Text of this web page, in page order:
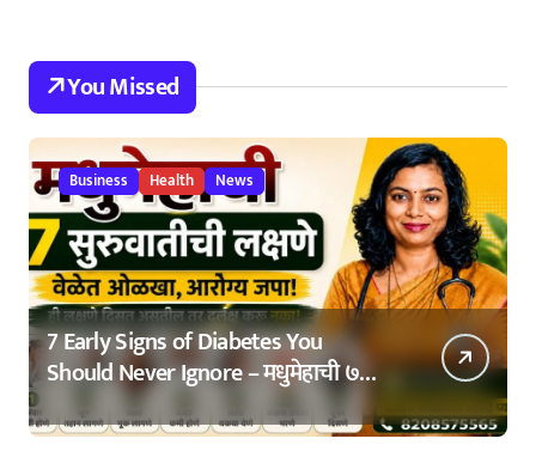
You Missed
Business Health News
7 Early Signs of Diabetes You
Should Never Ignore – मधुमेहाची ७
सुरुवातीची लक्षणे – वेळेत ओळखा, आरोग्य
जपा